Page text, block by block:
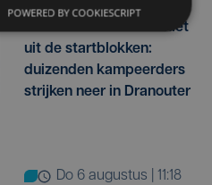
Festival Dranouter schiet
uit de startblokken:
duizenden kampeerders
strijken neer in Dranouter
do 6 augustus | 11:18
POWERED BY COOKIESCRIPT